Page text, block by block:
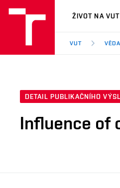
VUT
ŽIVOT NA VUT
VUT
DETAIL PUBLIKAČNÍHO
Influence of